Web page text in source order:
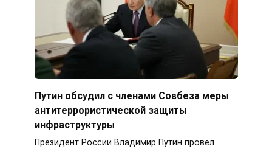
Путин обсудил с членами Совбеза меры
антитеррористической защиты
инфраструктуры
Президент России Владимир Путин провёл